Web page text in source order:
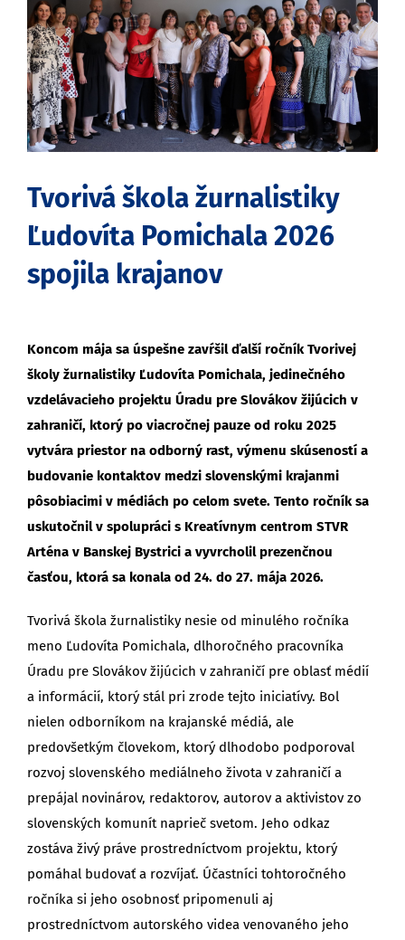
obrázok
Tvorivá škola žurnalistiky
Ľudovíta Pomichala 2026
spojila krajanov
Koncom mája sa úspešne zavŕšil ďalší ročník Tvorivej
školy žurnalistiky Ľudovíta Pomichala, jedinečného
vzdelávacieho projektu Úradu pre Slovákov žijúcich v
zahraničí, ktorý po viacročnej pauze od roku 2025
vytvára priestor na odborný rast, výmenu skúseností a
budovanie kontaktov medzi slovenskými krajanmi
pôsobiacimi v médiách po celom svete. Tento ročník sa
uskutočnil v spolupráci s Kreatívnym centrom STVR
Arténa v Banskej Bystrici a vyvrcholil prezenčnou
časťou, ktorá sa konala od 24. do 27. mája 2026.
Tvorivá škola žurnalistiky nesie od minulého ročníka
meno Ľudovíta Pomichala, dlhoročného pracovníka
Úradu pre Slovákov žijúcich v zahraničí pre oblasť médií
a informácií, ktorý stál pri zrode tejto iniciatívy. Bol
nielen odborníkom na krajanské médiá, ale
predovšetkým človekom, ktorý dlhodobo podporoval
rozvoj slovenského mediálneho života v zahraničí a
prepájal novinárov, redaktorov, autorov a aktivistov zo
slovenských komunít naprieč svetom. Jeho odkaz
zostáva živý práve prostredníctvom projektu, ktorý
pomáhal budovať a rozvíjať. Účastníci tohtoročného
ročníka si jeho osobnosť pripomenuli aj
prostredníctvom autorského videa venovaného jeho